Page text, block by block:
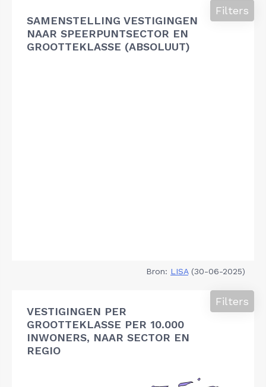
SAMENSTELLING VESTIGINGEN
NAAR SPEERPUNTSECTOR EN
GROOTTEKLASSE (ABSOLUUT)
Filters
Bron: LISA(30-06-2025)
VESTIGINGEN PER
GROOTTEKLASSE PER 10.000
INWONERS, NAAR SECTOR EN
REGIO
Filters